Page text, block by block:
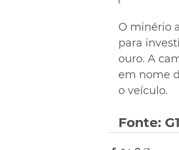
O minério
para
ouro. A
em nome
o veículo.
Fonte: G1